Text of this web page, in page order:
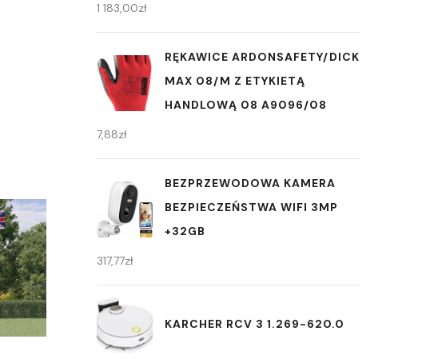
1 183,00zł
RĘKAWICE ARDONSAFETY/DICK
MAX 08/M Z ETYKIETĄ
HANDLOWĄ 08 A9096/08
7,88zł
BEZPRZEWODOWA KAMERA
BEZPIECZEŃSTWA WIFI 3MP
+32GB
317,77zł
KARCHER RCV 3 1.269-620.0